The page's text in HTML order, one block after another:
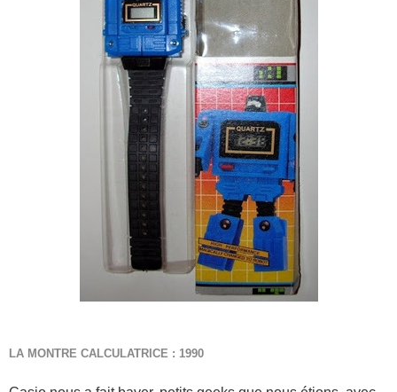
LA MONTRE CALCULATRICE : 1990